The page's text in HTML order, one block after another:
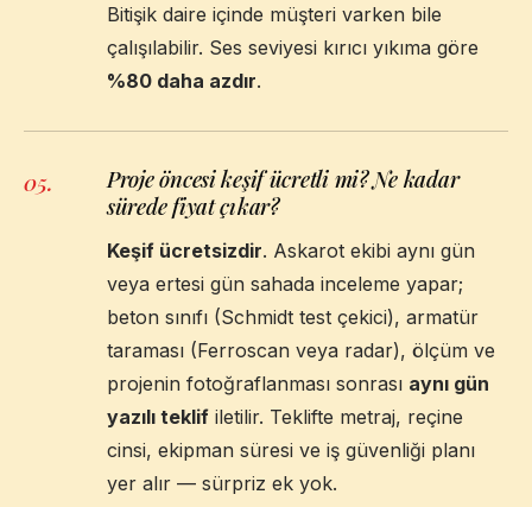
Bitişik daire içinde müşteri varken bile
çalışılabilir. Ses seviyesi kırıcı yıkıma göre
%80 daha azdır.
05.
Proje öncesi keşif ücretli mi? Ne kadar
sürede fiyat çıkar?
Keşif ücretsizdir. Askarot ekibi aynı gün
veya ertesi gün sahada inceleme yapar;
beton sınıfı (Schmidt test çekici), armatür
taraması (Ferroscan veya radar), ölçüm ve
projenin fotoğraflanması sonrası aynı gün
yazılı teklif iletilir. Teklifte metraj, reçine
cinsi, ekipman süresi ve iş güvenliği planı
yer alır — sürpriz ek yok.